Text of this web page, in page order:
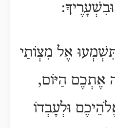
אֶל מִצְוֹתַי
אֶתְכֶם הַיּוֹם,
וּלְעָבְדוֹ